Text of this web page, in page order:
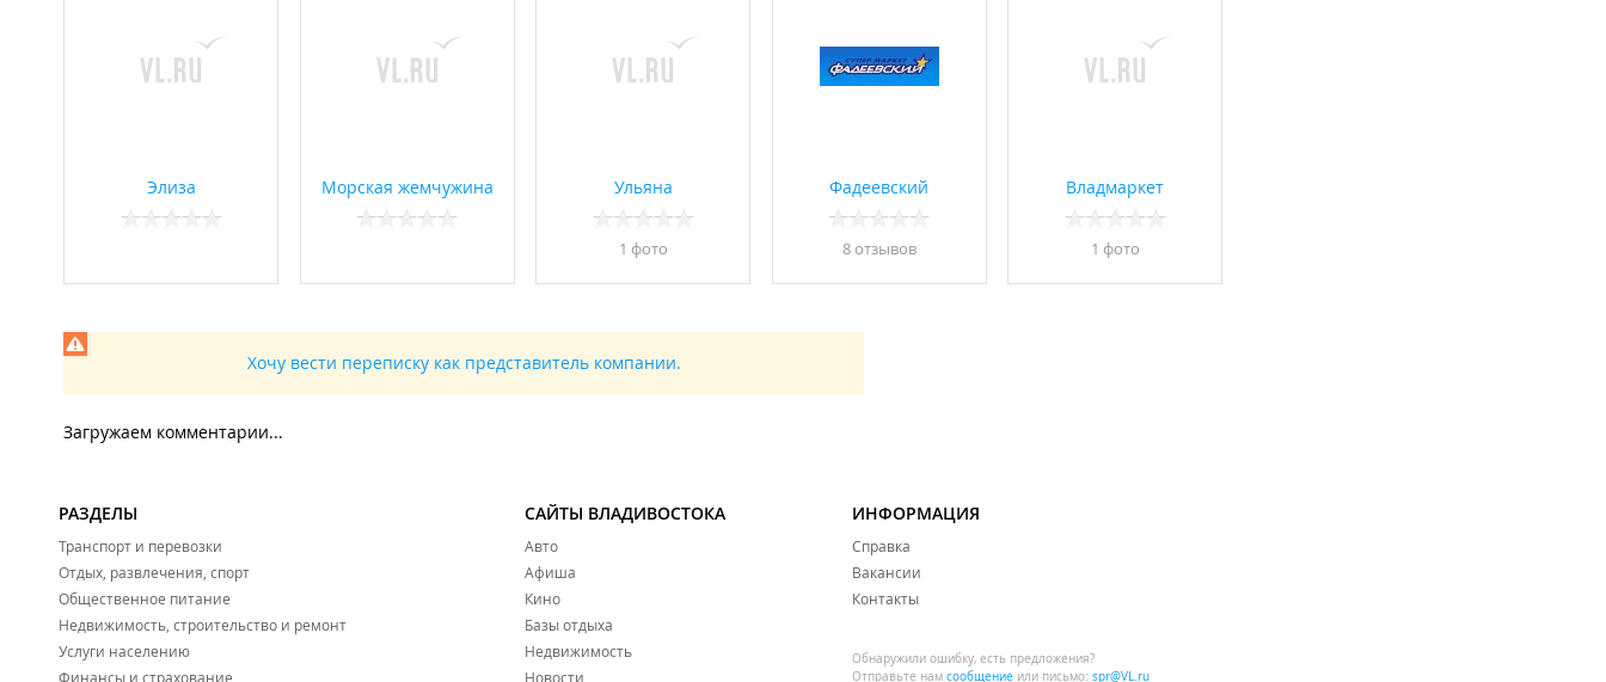
Элиза Морская жемчужина Ульяна
1 фото
Фадеевский
8 отзывов
Владмаркет
1 фото
Хочу вести переписку как представитель компании.
Загружаем комментарии...
РАЗДЕЛЫ
Транспорт и перевозки
Отдых, развлечения, спорт
Общественное питание
Недвижимость, строительство и ремонт
Услуги населению
Финансы и страхование
САЙТЫ ВЛАДИВОСТОКА
Авто
Афиша
Кино
Базы отдыха
Недвижимость
Новости
ИНФОРМАЦИЯ
Справка
Вакансии
Контакты
Обнаружили ошибку, есть предложения?
Отправьте нам сообщение или письмо: spr@VL.ru